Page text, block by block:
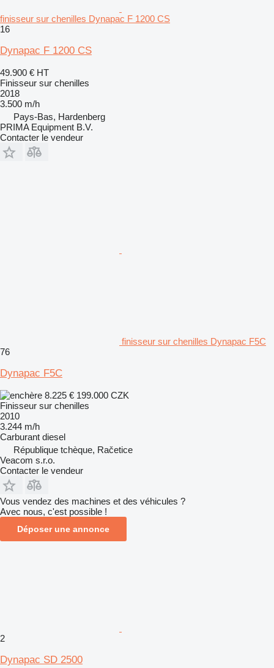
finisseur sur chenilles Dynapac F 1200 CS
16
Dynapac F 1200 CS
49.900 € HT
Finisseur sur chenilles
2018
3.500 m/h
Pays-Bas, Hardenberg
PRIMA Equipment B.V.
Contacter le vendeur
finisseur sur chenilles Dynapac F5C
76
Dynapac F5C
8.225 € 199.000 CZK
Finisseur sur chenilles
2010
3.244 m/h
Carburant diesel
République tchèque, Račetice
Veacom s.r.o.
Contacter le vendeur
Vous vendez des machines et des véhicules ?
Avec nous, c'est possible !
Déposer une annonce
2
Dynapac SD 2500